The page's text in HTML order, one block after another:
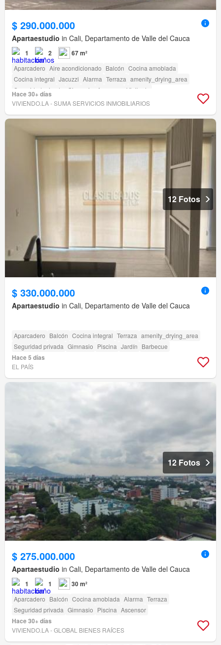
$ 290.000.000
Apartaestudio in Cali, Departamento de Valle del Cauca
1 2 67 m²
Aparcadero Aire acondicionado Balcón Cocina amoblada
Cocina integral Jacuzzi Alarma Terraza amenity_drying_area
Seguridad privada
Gimnasio Ascensor Vigilante
Hace 30+ días
VIVIENDO.LA - SUMA SERVICIOS INMOBILIARIOS
12 Fotos
$ 330.000.000
Apartaestudio in Cali, Departamento de Valle del Cauca
Aparcadero Balcón Cocina integral Terraza amenity_drying_area
Seguridad privada Gimnasio Piscina Jardín Barbecue
Hace 5 días
EL PAÍS
12 Fotos
$ 275.000.000
Apartaestudio in Cali, Departamento de Valle del Cauca
1 1 30 m²
Aparcadero Balcón Cocina amoblada Alarma Terraza
Seguridad privada Gimnasio Piscina Ascensor
Hace 30+ días
VIVIENDO.LA - GLOBAL BIENES RAÍCES